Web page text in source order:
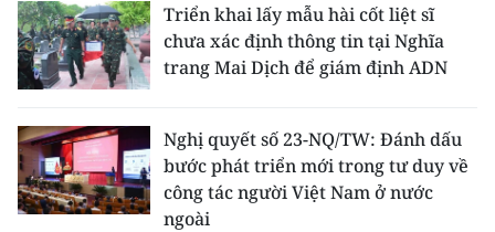
Triển khai lấy mẫu hài cốt liệt sĩ
chưa xác định thông tin tại Nghĩa
trang Mai Dịch để giám định ADN
Nghị quyết số 23-NQ/TW: Đánh dấu
bước phát triển mới trong tư duy về
công tác người Việt Nam ở nước
ngoài